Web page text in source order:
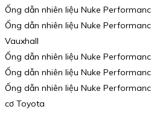
Ống dẫn nhiên liệu Nuke
Ống dẫn nhiên liệu Nuke
Vauxhall
Ống dẫn nhiên liệu Nuke
Ống dẫn nhiên liệu Nuke
Ống dẫn nhiên liệu Nuke
cơ Toyota